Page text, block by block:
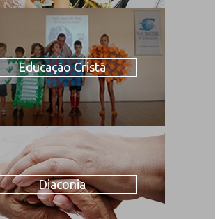
Educação Cristã
Diaconia